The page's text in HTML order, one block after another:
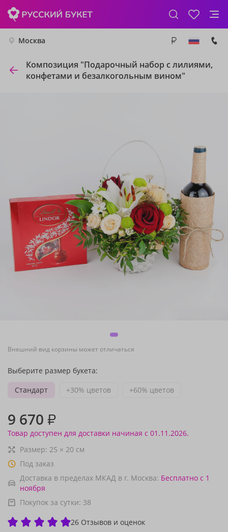
Москва
Композиция "Подарочный набор с лилиями,
конфетами и безалкогольным вином"
Внешний вид корзины может отличаться
Выберите размер букета:
Стандарт
+30% цветов +60% цветов
9 670 ₽
Товар доступен для доставки начиная с 01.11.2026.
Размер: 25 × 20 см
Под заказ
Доставка в пределах МКАД в г. Москва: Бесплатно с 1
ноября
Покупок за сутки: 38
26 Отзывов и оценок